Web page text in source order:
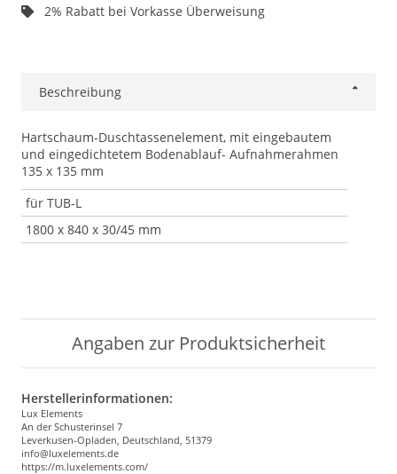
2% Rabatt bei Vorkasse Überweisung
Beschreibung
Hartschaum-Duschtassenelement, mit eingebautem
und eingedichtetem Bodenablauf- Aufnahmerahmen
135 x 135 mm
für TUB-L
1800 x 840 x 30/45 mm
Angaben zur Produktsicherheit
Herstellerinformationen:
Lux Elements
An der Schusterinsel 7
Leverkusen-Opladen, Deutschland, 51379
info@luxelements.de
https://m.luxelements.com/